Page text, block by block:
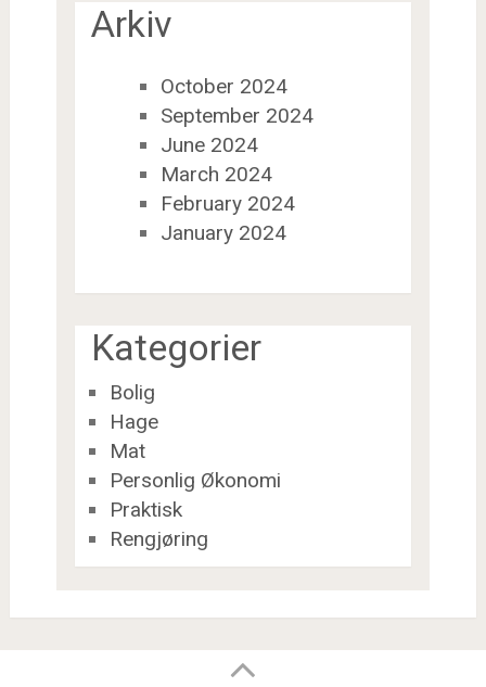
Arkiv
October 2024
September 2024
June 2024
March 2024
February 2024
January 2024
Kategorier
Bolig
Hage
Mat
Personlig Økonomi
Praktisk
Rengjøring